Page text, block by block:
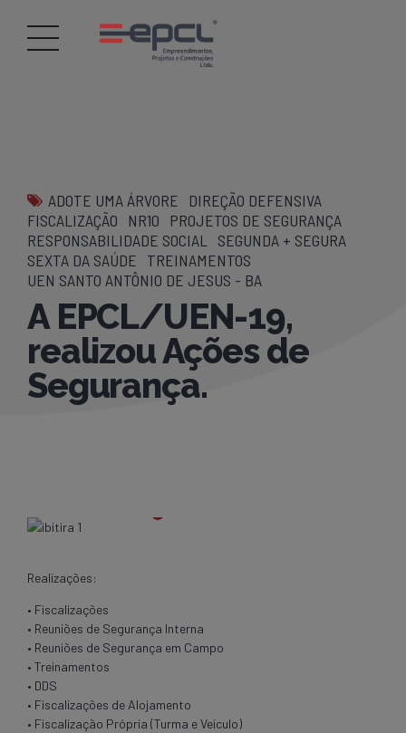
ADOTE UMA ÁRVORE
DIREÇÃO DEFENSIVA
FISCALIZAÇÃO
NR10
PROJETOS DE SEGURANÇA
RESPONSABILIDADE SOCIAL
SEGUNDA + SEGURA
SEXTA DA SAÚDE TREINAMENTOS
UEN SANTO ANTÔNIO DE JESUS - BA
A EPCL/UEN-19,
realizou Ações de
Segurança.
Realizações:
• Fiscalizações
• Reuniões de Segurança Interna
• Reuniões de Segurança em Campo
• Treinamentos
• DDS
• Fiscalizações de Alojamento
• Fiscalização Própria (Turma e Veiculo)